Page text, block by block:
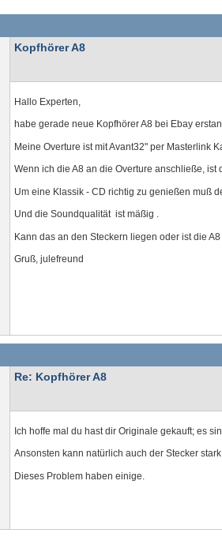
Kopfhörer A8
Hallo Experten,
habe gerade neue Kopfhörer A8 bei Ebay
Meine Overture ist mit Avant32" per Masterlink
Wenn ich die A8 an die Overture anschließe, ist
Um eine Klassik - CD richtig zu genießen muß
Und die Soundqualität ist mäßig .
Kann das an den Steckern liegen oder ist die
Gruß, julefreund
Re: Kopfhörer A8
Ich hoffe mal du hast dir Originale gekauft; es
Ansonsten kann natürlich auch der Stecker stark
Dieses Problem haben einige.